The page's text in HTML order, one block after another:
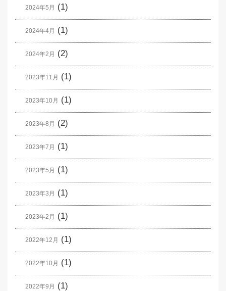
2024年5月 (1)
2024年4月 (1)
2024年2月 (2)
2023年11月 (1)
2023年10月 (1)
2023年8月 (2)
2023年7月 (1)
2023年5月 (1)
2023年3月 (1)
2023年2月 (1)
2022年12月 (1)
2022年10月 (1)
2022年9月 (1)